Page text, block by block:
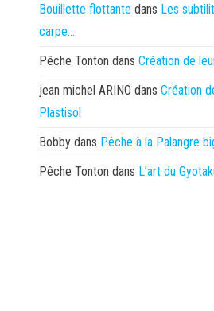
Bouillette flottante dans Les
carpe…
Pêche Tonton dans Création de
jean michel ARINO dans Création
Plastisol
Bobby dans Pêche à la Palangre
Pêche Tonton dans L’art du